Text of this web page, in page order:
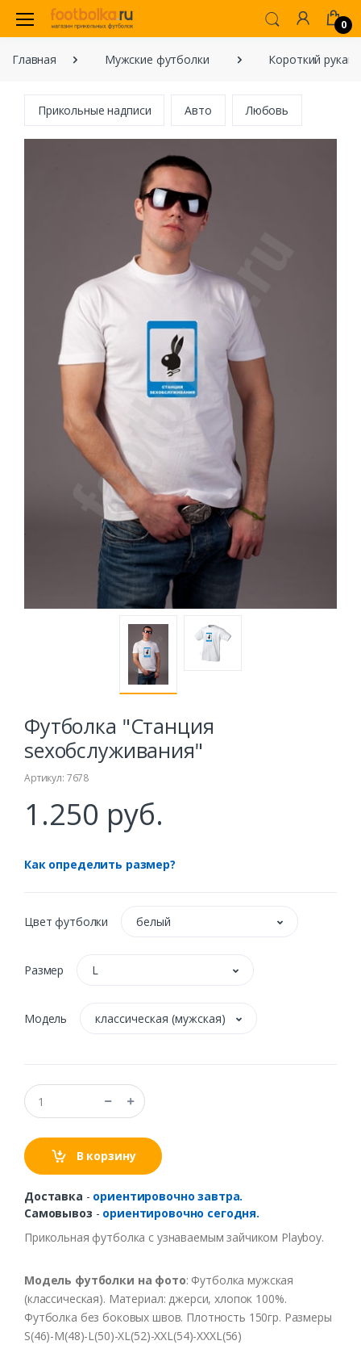
0
Главная Мужские футболки Короткий рукав
Прикольные надписи Авто Любовь
Футболка "Станция
sexобслуживания"
Артикул: 7678
1.250 руб.
Как определить размер?
Цвет футболки белый
Размер L
Модель классическая (мужская)
В корзину
Доставка - ориентировочно завтра.
Самовывоз - ориентировочно сегодня.
Прикольная футболка с узнаваемым зайчиком Playboy.
Модель футболки на фото: Футболка мужская
(классическая). Материал:джерси,хлопок 100%.
Футболка без боковых швов. Плотность 150гр. Размеры
S(46)-M(48)-L(50)-XL(52)-XXL(54)-XXXL(56)